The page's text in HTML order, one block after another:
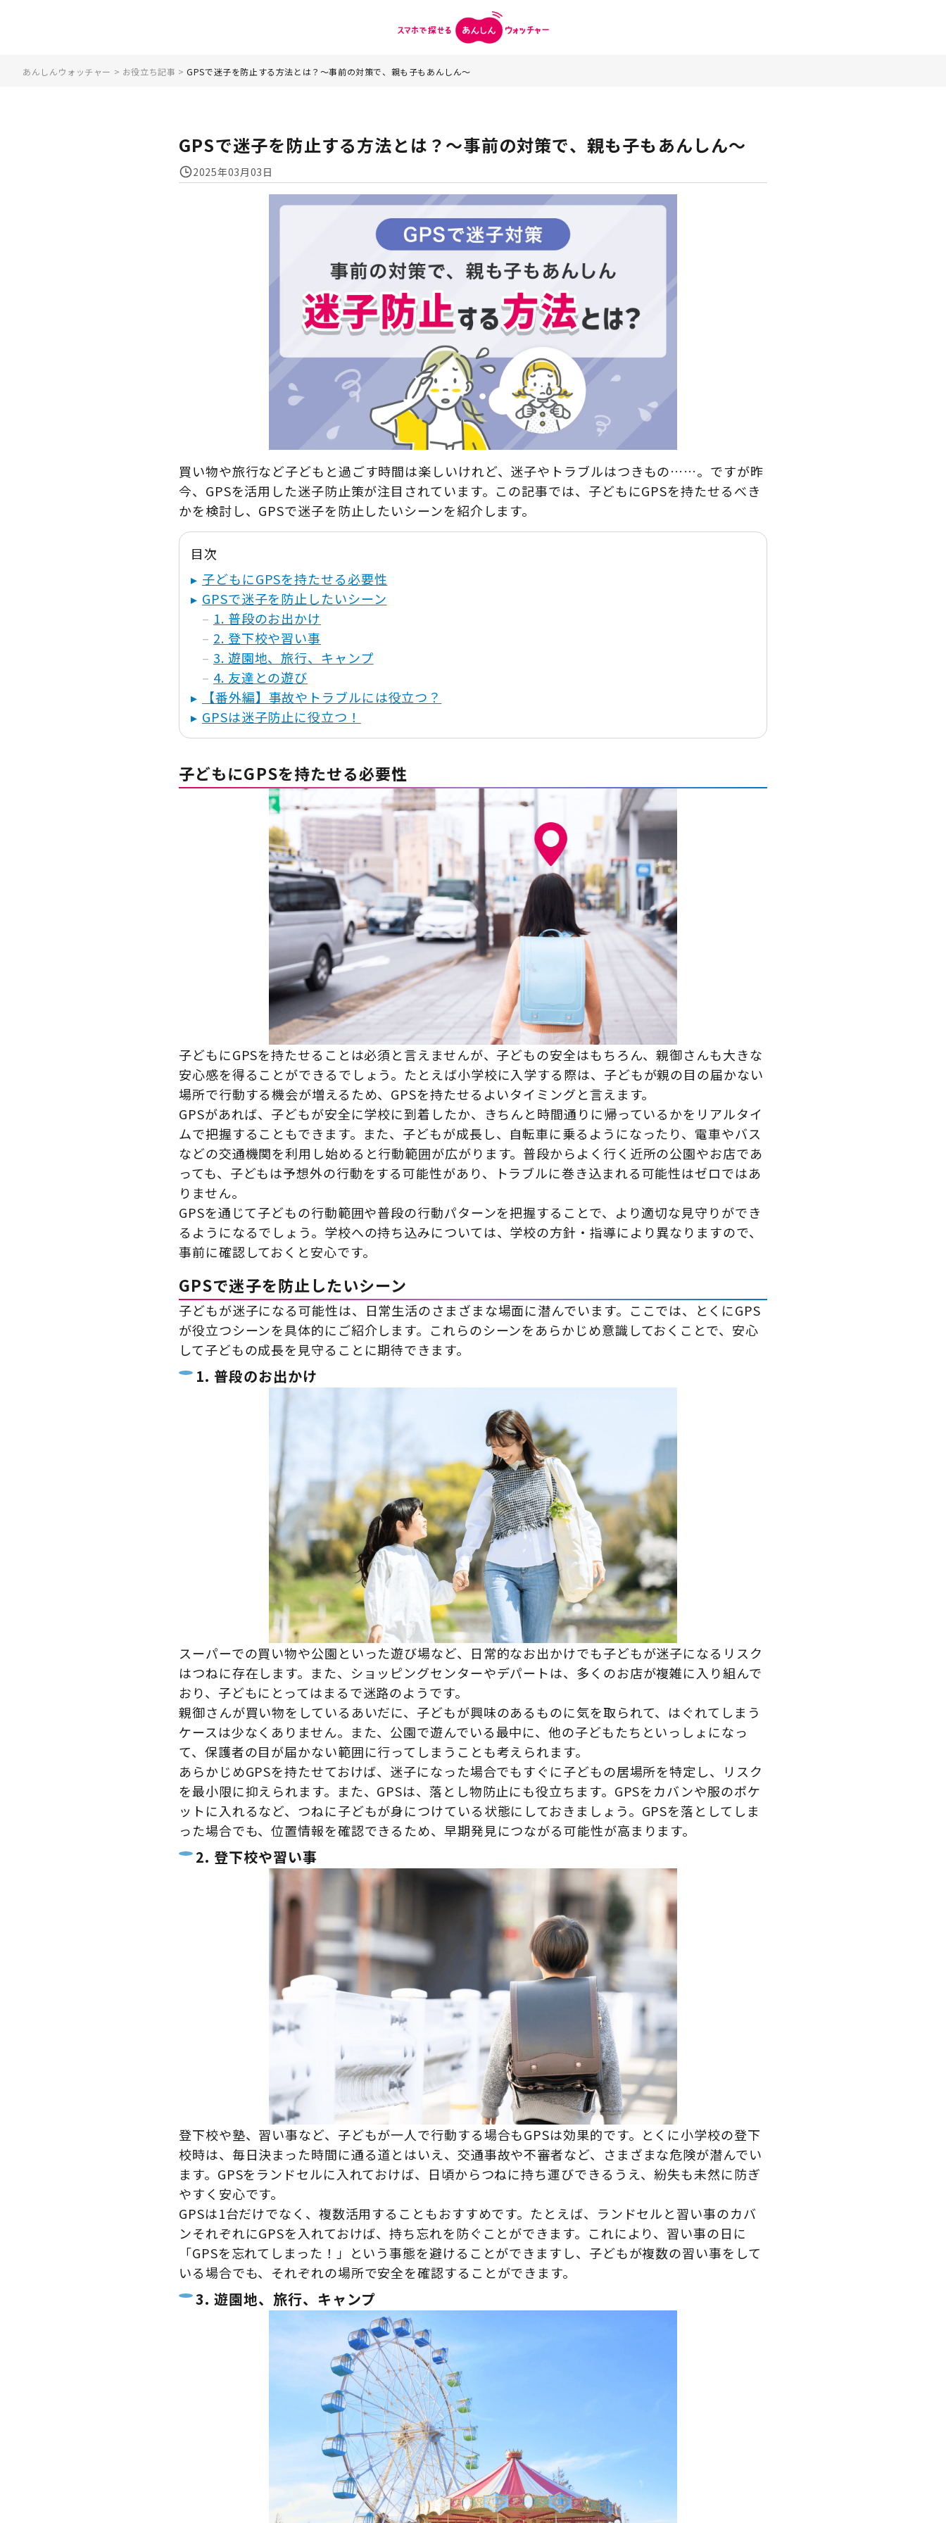
あんしんウォッチャー > お役立ち記事 > GPSで迷子を防止する方法とは？〜事前の対策で、親も子もあんしん〜
GPSで迷子を防止する方法とは？〜事前の対策で、親も子もあんしん〜
2025年03月03日
買い物や旅行など子どもと過ごす時間は楽しいけれど、迷子やトラブルはつきもの……。ですが昨
今、GPSを活用した迷子防止策が注目されています。この記事では、子どもにGPSを持たせるべき
かを検討し、GPSで迷子を防止したいシーンを紹介します。
目次
子どもにGPSを持たせる必要性
GPSで迷子を防止したいシーン
1. 普段のお出かけ
2. 登下校や習い事
3. 遊園地、旅行、キャンプ
4. 友達との遊び
【番外編】事故やトラブルには役立つ？
GPSは迷子防止に役立つ！
子どもにGPSを持たせる必要性
子どもにGPSを持たせることは必須と言えませんが、子どもの安全はもちろん、親御さんも大きな
安心感を得ることができるでしょう。たとえば小学校に入学する際は、子どもが親の目の届かない
場所で行動する機会が増えるため、GPSを持たせるよいタイミングと言えます。
GPSがあれば、子どもが安全に学校に到着したか、きちんと時間通りに帰っているかをリアルタイ
ムで把握することもできます。また、子どもが成長し、自転車に乗るようになったり、電車やバス
などの交通機関を利用し始めると行動範囲が広がります。普段からよく行く近所の公園やお店であ
っても、子どもは予想外の行動をする可能性があり、トラブルに巻き込まれる可能性はゼロではあ
りません。
GPSを通じて子どもの行動範囲や普段の行動パターンを把握することで、より適切な見守りができ
るようになるでしょう。学校への持ち込みについては、学校の方針・指導により異なりますので、
事前に確認しておくと安心です。
GPSで迷子を防止したいシーン
子どもが迷子になる可能性は、日常生活のさまざまな場面に潜んでいます。ここでは、とくにGPS
が役立つシーンを具体的にご紹介します。これらのシーンをあらかじめ意識しておくことで、安心
して子どもの成長を見守ることに期待できます。
1. 普段のお出かけ
スーパーでの買い物や公園といった遊び場など、日常的なお出かけでも子どもが迷子になるリスク
はつねに存在します。また、ショッピングセンターやデパートは、多くのお店が複雑に入り組んで
おり、子どもにとってはまるで迷路のようです。
親御さんが買い物をしているあいだに、子どもが興味のあるものに気を取られて、はぐれてしまう
ケースは少なくありません。また、公園で遊んでいる最中に、他の子どもたちといっしょになっ
て、保護者の目が届かない範囲に行ってしまうことも考えられます。
あらかじめGPSを持たせておけば、迷子になった場合でもすぐに子どもの居場所を特定し、リスク
を最小限に抑えられます。また、GPSは、落とし物防止にも役立ちます。GPSをカバンや服のポケ
ットに入れるなど、つねに子どもが身につけている状態にしておきましょう。GPSを落としてしま
った場合でも、位置情報を確認できるため、早期発見につながる可能性が高まります。
2. 登下校や習い事
登下校や塾、習い事など、子どもが一人で行動する場合もGPSは効果的です。とくに小学校の登下
校時は、毎日決まった時間に通る道とはいえ、交通事故や不審者など、さまざまな危険が潜んでい
ます。GPSをランドセルに入れておけば、日頃からつねに持ち運びできるうえ、紛失も未然に防ぎ
やすく安心です。
GPSは1台だけでなく、複数活用することもおすすめです。たとえば、ランドセルと習い事のカバ
ンそれぞれにGPSを入れておけば、持ち忘れを防ぐことができます。これにより、習い事の日に
「GPSを忘れてしまった！」という事態を避けることができますし、子どもが複数の習い事をして
いる場合でも、それぞれの場所で安全を確認することができます。
3. 遊園地、旅行、キャンプ